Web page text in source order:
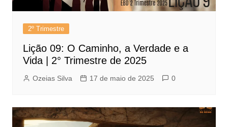
2º Trimestre
Lição 09: O Caminho, a Verdade e a
Vida | 2° Trimestre de 2025
Ozeias Silva 17 de maio de 2025 0